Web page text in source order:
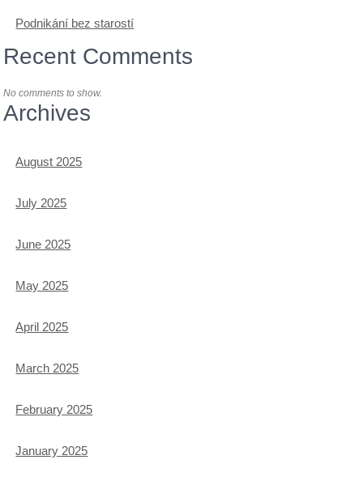
Podnikání bez starostí
Recent Comments
No comments to show.
Archives
August 2025
July 2025
June 2025
May 2025
April 2025
March 2025
February 2025
January 2025